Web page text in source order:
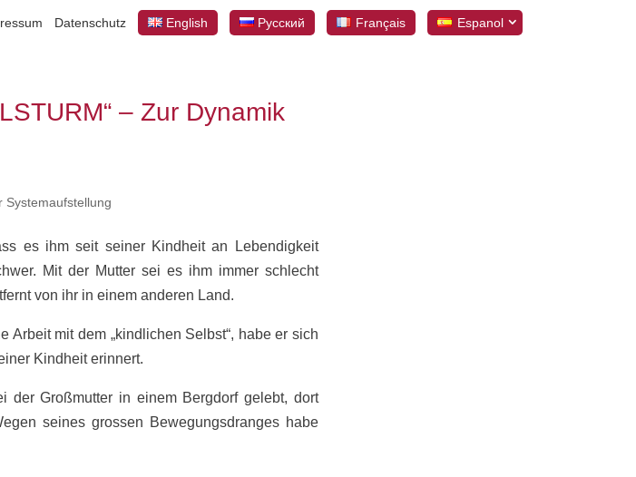
Datenschutz English Русский Français Espanol
– Zur Dynamik
Systemaufstellung
es ihm seit seiner Kindheit an Lebendigkeit
Mit der Mutter sei es ihm immer schlecht
von ihr in einem anderen Land.
Arbeit mit dem „kindlichen Selbst“, habe er sich
Kindheit erinnert.
der Großmutter in einem Bergdorf gelebt, dort
seines grossen Bewegungsdranges habe